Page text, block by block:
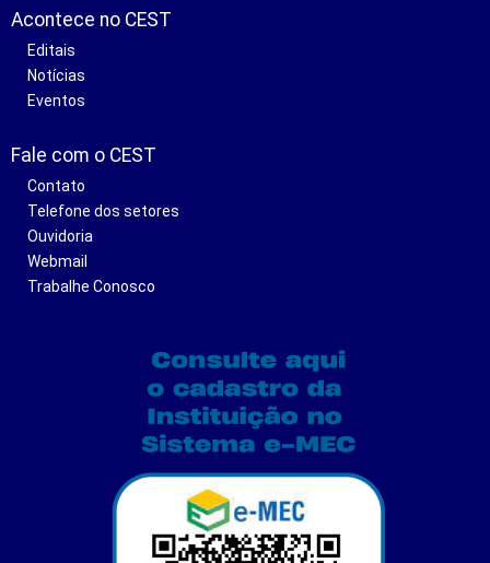
Acontece no CEST
Editais
Notícias
Eventos
Fale com o CEST
Contato
Telefone dos setores
Ouvidoria
Webmail
Trabalhe Conosco